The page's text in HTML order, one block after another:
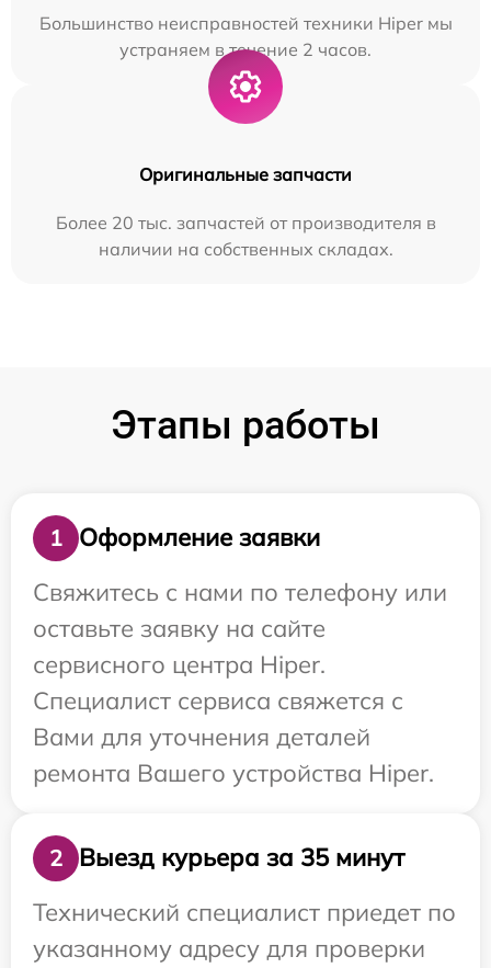
Большинство неисправностей техники Hiper мы
устраняем в течение 2 часов.
Оригинальные запчасти
Более 20 тыс. запчастей от производителя в
наличии на собственных складах.
Этапы работы
1
Оформление заявки
Свяжитесь с нами по телефону или
оставьте заявку на сайте
сервисного центра Hiper.
Специалист сервиса свяжется с
Вами для уточнения деталей
ремонта Вашего устройства Hiper.
2
Выезд курьера за 35 минут
Технический специалист приедет по
указанному адресу для проверки